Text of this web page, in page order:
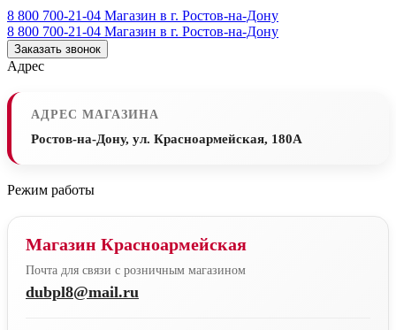
8 800 700-21-04 Магазин в г. Ростов-на-Дону
8 800 700-21-04 Магазин в г. Ростов-на-Дону
Заказать звонок
Адрес
АДРЕС МАГАЗИНА
Ростов-на-Дону, ул. Красноармейская, 180А
Режим работы
Магазин Красноармейская
Почта для связи с розничным магазином
dubpl8@mail.ru